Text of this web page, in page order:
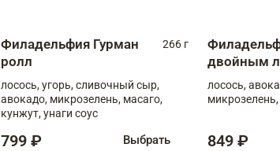
Филадельфия Гурман
ролл
266 г
лосось, угорь, сливочный сыр,
авокадо, микрозелень, масаго,
кунжут, унаги соус
799 ₽ Выбрать
двойным
лосось,
849 ₽